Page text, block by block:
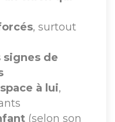
, surtout
signes de
à lui,
(selon son